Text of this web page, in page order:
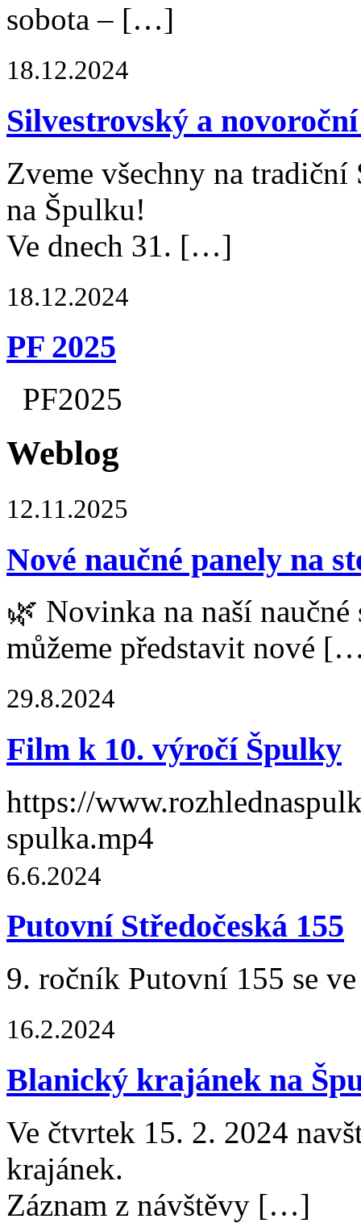
sobota – […]
18.12.2024
Silvestrovský a
Zveme všechny na
na Špulku!
Ve dnech 31. […]
18.12.2024
PF 2025
PF2025
Weblog
12.11.2025
Nové naučné panely na
🌿 Novinka na naší naučné
můžeme představit nové
29.8.2024
Film k 10. výročí Špulky
https://
spulka.mp4
6.6.2024
Putovní Středočeská 155
9. ročník Putovní 155 se
16.2.2024
Blanický krajánek na
Ve čtvrtek 15. 2. 2024
krajánek.
Záznam z návštěvy […]